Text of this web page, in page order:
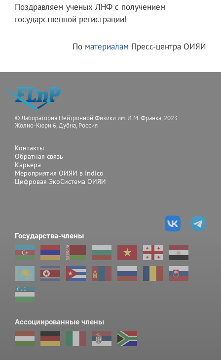
Поздравляем ученых ЛНФ с получением
государственной регистрации!
По материалам Пресс-центра ОИЯИ
© Лаборатория Нейтронной Физики им. И.М. Франка, 2023
Жолио-Кюри 6, Дубна, Россия
Контакты
Обратная связь
Карьера
Мероприятия ОИЯИ в Indico
Цифровая ЭкоСистема ОИЯИ
Государства-члены
Ассоциированные члены